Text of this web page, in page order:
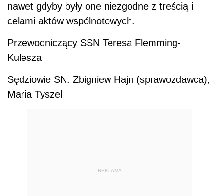
nawet gdyby były one niezgodne z treścią i
celami aktów wspólnotowych.
Przewodniczący SSN Teresa Flemming-
Kulesza
Sędziowie SN: Zbigniew Hajn (sprawozdawca),
Maria Tyszel
REKLAMA